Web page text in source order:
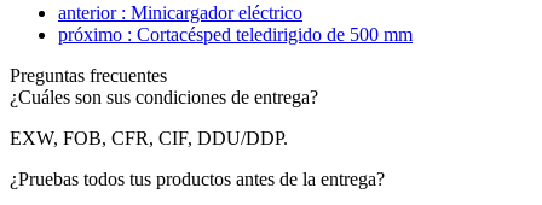
anterior : Minicargador eléctrico
próximo : Cortacésped teledirigido de 500 mm
Preguntas frecuentes
¿Cuáles son sus condiciones de entrega?
EXW, FOB, CFR, CIF, DDU/DDP.
¿Pruebas todos tus productos antes de la entrega?